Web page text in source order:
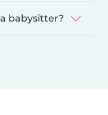
babysitter?